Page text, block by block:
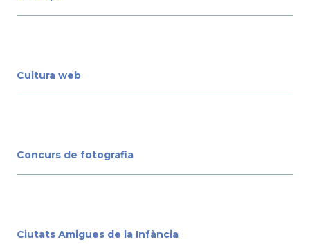
Cultura web
Concurs de fotografia
Ciutats Amigues de la Infància